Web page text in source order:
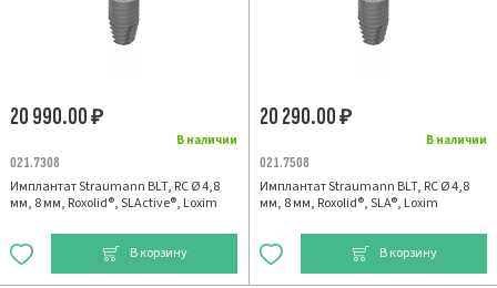
В наличии
20 990.00₽
021.7308
Имплантат Straumann BLT, RC Ø 4,8
мм, 8 мм, Roxolid®, SLActive®, Loxim
В корзину
В наличии
20 290.00₽
021.7508
Имплантат Straumann BLT, RC Ø 4,8
мм, 8 мм, Roxolid®, SLA®, Loxim
В корзину